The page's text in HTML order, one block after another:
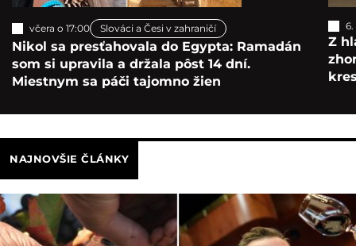
včera o 17:00 Slováci a Česi v zahraničí
Nikol sa presťahovala do Egypta: Ramadán
som si upravila a držala pôst 14 dní.
Miestnym sa páči tajomno žien
Z
NAJNOVŠIE ČLÁNKY